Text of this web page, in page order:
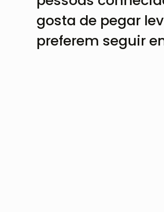
gosta de pegar
preferem seguir